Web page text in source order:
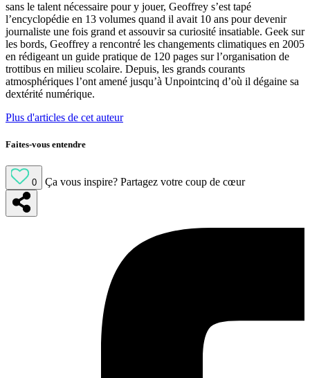
sans le talent nécessaire pour y jouer, Geoffrey s’est tapé
l’encyclopédie en 13 volumes quand il avait 10 ans pour devenir
journaliste une fois grand et assouvir sa curiosité insatiable. Geek sur
les bords, Geoffrey a rencontré les changements climatiques en 2005
en rédigeant un guide pratique de 120 pages sur l’organisation de
trottibus en milieu scolaire. Depuis, les grands courants
atmosphériques l’ont amené jusqu’à Unpointcinq d’où il dégaine sa
dextérité numérique.
Plus d'articles de cet auteur
Faites-vous entendre
0 Ça vous inspire? Partagez votre coup de cœur